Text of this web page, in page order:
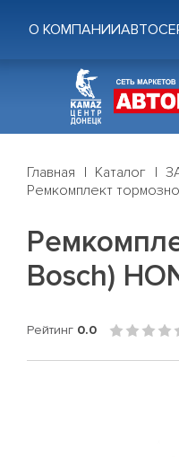
О КОМПАНИИ
Главная Каталог
Ремкомплект
Bosch)
Рейтинг 0.0